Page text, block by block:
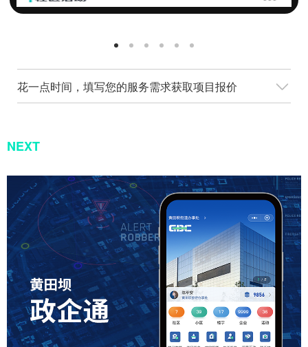
花一点时间，填写您的服务需求获取项目报价
NEXT